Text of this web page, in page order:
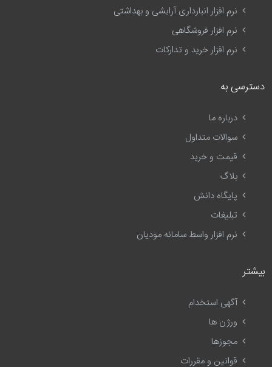
نرم افزار انبارداری آرایشی و بهداشتی
نرم افزار فروشگاهی
نرم افزار خرید و تدارکات
دسترسی به
درباره ما
سوالات متداول
قیمت و خرید
بلاگ
پایگاه دانش
تبلیغات
نرم افزار واسط سامانه مودیان
بیشتر
آگهی استخدام
ورژن ها
مجوزها
قوانین و مقررات